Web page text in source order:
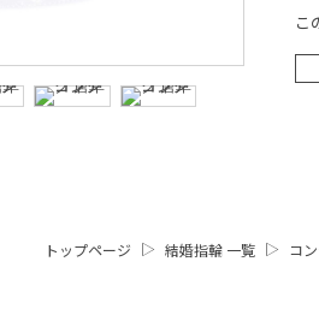
こ
トップページ 結婚指輪 一覧 コ